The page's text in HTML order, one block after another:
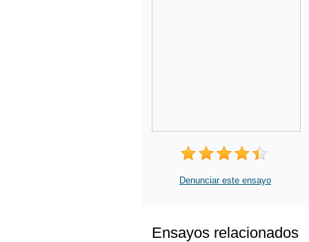
Denunciar este ensayo
Ensayos relacionados